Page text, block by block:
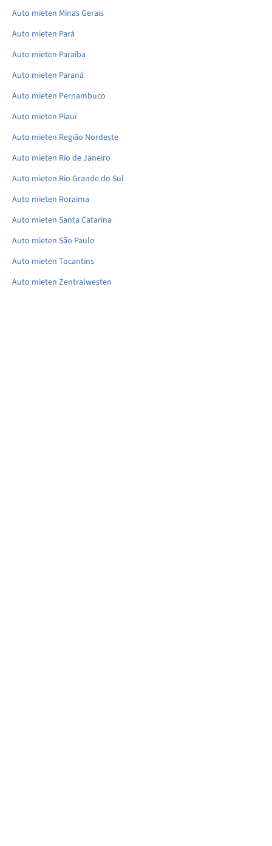
Auto mieten Minas Gerais
Auto mieten Pará
Auto mieten Paraíba
Auto mieten Paraná
Auto mieten Pernambuco
Auto mieten Piauí
Auto mieten Região Nordeste
Auto mieten Rio de Janeiro
Auto mieten Rio Grande do Sul
Auto mieten Roraima
Auto mieten Santa Catarina
Auto mieten São Paulo
Auto mieten Tocantins
Auto mieten Zentralwesten